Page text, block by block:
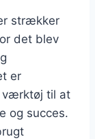
strækker
det blev
er
værktøj til at
og succes.